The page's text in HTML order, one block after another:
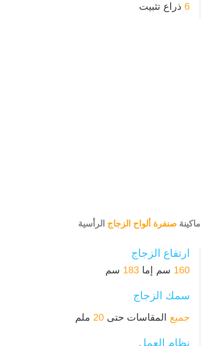
6 ذراع تثبيت
ماكينة صنفرة ألواح الزجاج الرأسية
ارتفاع الزجاج
160 سم إما 183 سم
سمك الزجاج
جميع المقاسات حتى 20 ملم
نظام العمل